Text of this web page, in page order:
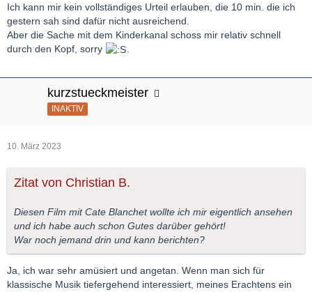
Ich kann mir kein vollständiges Urteil erlauben, die 10 min. die ich
gestern sah sind dafür nicht ausreichend.
Aber die Sache mit dem Kinderkanal schoss mir relativ schnell
durch den Kopf, sorry
kurzstueckmeister
INAKTIV
10. März 2023
Zitat von Christian B.
Diesen Film mit Cate Blanchet wollte ich mir eigentlich ansehen
und ich habe auch schon Gutes darüber gehört!
War noch jemand drin und kann berichten?
Ja, ich war sehr amüsiert und angetan. Wenn man sich für
klassische Musik tiefergehend interessiert, meines Erachtens ein